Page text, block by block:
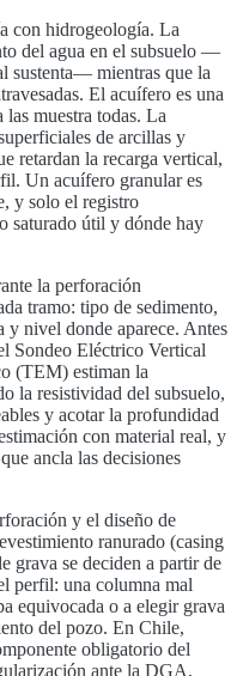
con hidrogeología. La
del agua en el subsuelo —
sustenta— mientras que la
El acuífero es una
las muestra todas. La
de arcillas y
retardan la recarga vertical,
Un acuífero granular es
y solo el registro
saturado útil y dónde hay
la perforación
tramo: tipo de sedimento,
y nivel donde aparece. Antes
Sondeo Eléctrico Vertical
(TEM) estiman la
la resistividad del subsuelo,
y acotar la profundidad
con material real, y
ancla las decisiones
y el diseño de
ranurado (casing
grava se deciden a partir de
perfil: una columna mal
equivocada o a elegir grava
del pozo. En Chile,
obligatorio del
ante la DGA,